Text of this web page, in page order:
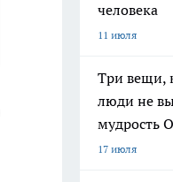
человека
11 июля
Три вещи,
люди не
мудрость
17 июля